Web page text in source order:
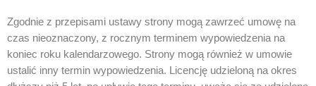
Zgodnie z przepisami ustawy strony mogą zawrzeć umowę na
czas nieoznaczony, z rocznym terminem wypowiedzenia na
koniec roku kalendarzowego. Strony mogą również w umowie
ustalić inny termin wypowiedzenia. Licencję udzieloną na okres